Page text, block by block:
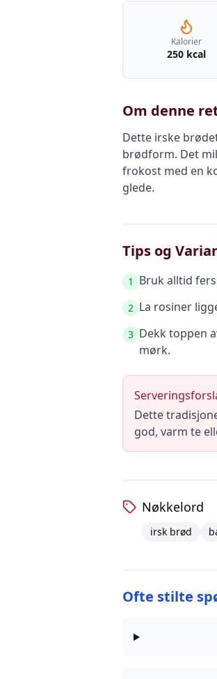
Kalorier
250 kcal
Om denne
Dette irske
brødform. Det
frokost med en
glede.
Tips og
1 Bruk alltid
2 La rosiner
3 Dekk toppen
mørk.
Dette
god, varm te
Nøkkelord
irsk brød
Ofte stilte